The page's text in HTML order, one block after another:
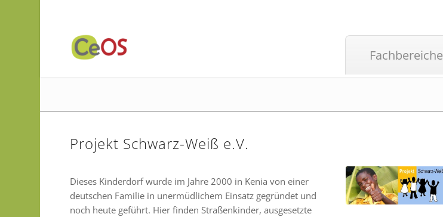
Fachbereiche
Projekt Schwarz-Weiß e.V.
Dieses Kinderdorf wurde im Jahre 2000 in Kenia von einer
deutschen Familie in unermüdlichem Einsatz gegründet und
noch heute geführt. Hier finden Straßenkinder, ausgesetzte